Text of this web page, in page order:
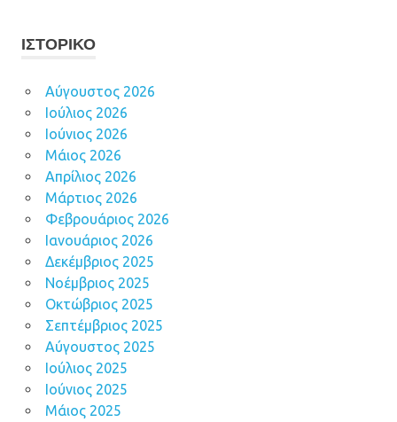
ΙΣΤΟΡΙΚΌ
Αύγουστος 2026
Ιούλιος 2026
Ιούνιος 2026
Μάιος 2026
Απρίλιος 2026
Μάρτιος 2026
Φεβρουάριος 2026
Ιανουάριος 2026
Δεκέμβριος 2025
Νοέμβριος 2025
Οκτώβριος 2025
Σεπτέμβριος 2025
Αύγουστος 2025
Ιούλιος 2025
Ιούνιος 2025
Μάιος 2025